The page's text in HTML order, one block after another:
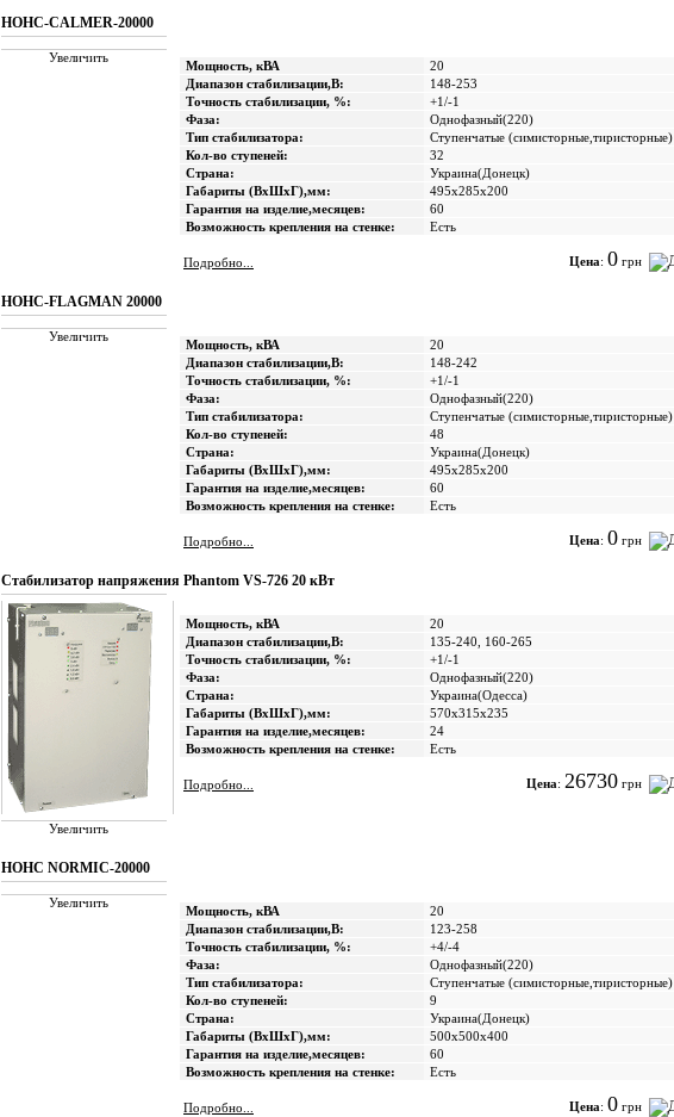
НОНС-CALMER-20000
Увеличить
Мощность, кВА
20
Диапазон стабилизации,В:
148-253
Точность стабилизации, %:
+1/-1
Фаза:
Однофазный(220)
Тип стабилизатора:
Ступенчатые (cимисторные,тиристорные)
Кол-во ступеней:
32
Страна:
Украина(Донецк)
Габариты (ВхШхГ),мм:
495х285х200
Гарантия на изделие,месяцев:
60
Возможность крепления на стенке:
Есть
Цена: 0 грн
Подробно...
НОНС-FLAGMAN 20000
Увеличить
Мощность, кВА
20
Диапазон стабилизации,В:
148-242
Точность стабилизации, %:
+1/-1
Фаза:
Однофазный(220)
Тип стабилизатора:
Ступенчатые (cимисторные,тиристорные)
Кол-во ступеней:
48
Страна:
Украина(Донецк)
Габариты (ВхШхГ),мм:
495х285х200
Гарантия на изделие,месяцев:
60
Возможность крепления на стенке:
Есть
Цена: 0 грн
Подробно...
Стабилизатор напряжения Phantom VS-726 20 кВт
Увеличить
Мощность, кВА
20
Диапазон стабилизации,В:
135-240, 160-265
Точность стабилизации, %:
+1/-1
Фаза:
Однофазный(220)
Страна:
Украина(Одесса)
Габариты (ВхШхГ),мм:
570х315х235
Гарантия на изделие,месяцев:
24
Возможность крепления на стенке:
Есть
Цена: 26730 грн
Подробно...
НОНС NORMIC-20000
Увеличить
Мощность, кВА
20
Диапазон стабилизации,В:
123-258
Точность стабилизации, %:
+4/-4
Фаза:
Однофазный(220)
Тип стабилизатора:
Ступенчатые (cимисторные,тиристорные)
Кол-во ступеней:
9
Страна:
Украина(Донецк)
Габариты (ВхШхГ),мм:
500x500x400
Гарантия на изделие,месяцев:
60
Возможность крепления на стенке:
Есть
Цена: 0 грн
Подробно...